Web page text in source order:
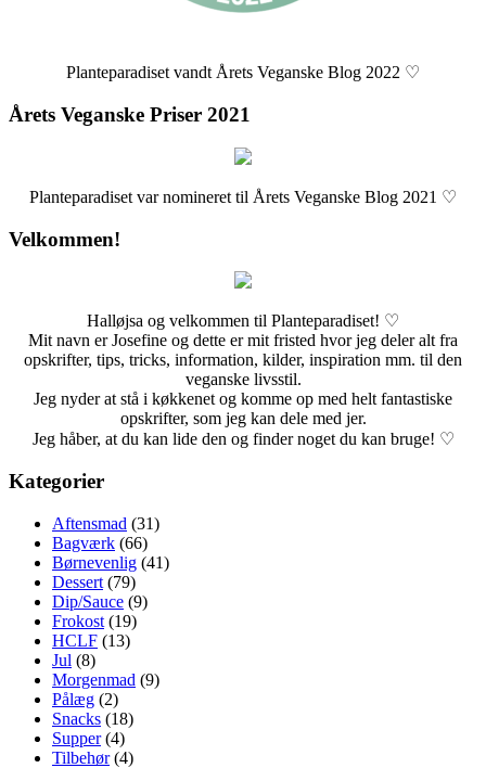
Planteparadiset vandt Årets Veganske Blog 2022 ♡
Årets Veganske Priser 2021
Planteparadiset var nomineret til Årets Veganske Blog 2021 ♡
Velkommen!
Halløjsa og velkommen til Planteparadiset! ♡
Mit navn er Josefine og dette er mit fristed hvor jeg deler alt fra
opskrifter, tips, tricks, information, kilder, inspiration mm. til den
veganske livsstil.
Jeg nyder at stå i køkkenet og komme op med helt fantastiske
opskrifter, som jeg kan dele med jer.
Jeg håber, at du kan lide den og finder noget du kan bruge! ♡
Kategorier
Aftensmad (31)
Bagværk (66)
Børnevenlig (41)
Dessert (79)
Dip/Sauce (9)
Frokost (19)
HCLF (13)
Jul (8)
Morgenmad (9)
Pålæg (2)
Snacks (18)
Supper(4)
Tilbehør(4)